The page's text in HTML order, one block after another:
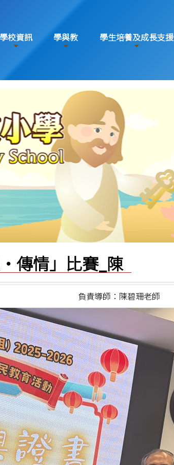
學校資訊 學與教 學生培養及成長支援
‧傳情」比賽_陳
負責導師：陳碧珊老師